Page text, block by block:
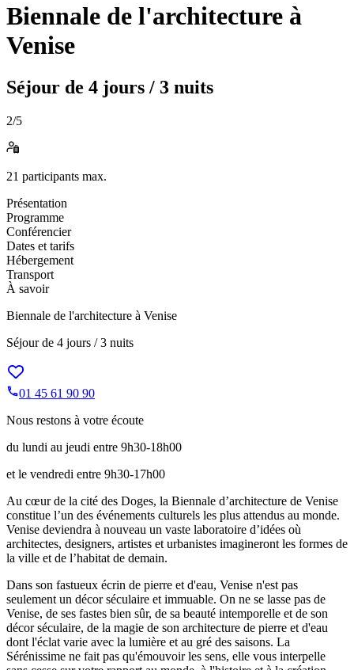
Biennale de l'architecture à
Venise
Séjour de 4 jours / 3 nuits
2/5
21 participants max.
Présentation
Programme
Conférencier
Dates et tarifs
Hébergement
Transport
À savoir
Biennale de l'architecture à Venise
Séjour de 4 jours / 3 nuits
01 45 61 90 90
Nous restons à votre écoute
du lundi au jeudi entre 9h30-18h00
et le vendredi entre 9h30-17h00
Au cœur de la cité des Doges, la Biennale d’architecture de Venise
constitue l’un des événements culturels les plus attendus au monde.
Venise deviendra à nouveau un vaste laboratoire d’idées où
architectes, designers, artistes et urbanistes imagineront les formes de
la ville et de l’habitat de demain.
Dans son fastueux écrin de pierre et d'eau, Venise n'est pas
seulement un décor séculaire et immuable. On ne se lasse pas de
Venise, de ses fastes bien sûr, de sa beauté intemporelle et de son
décor séculaire, de la magie de son architecture de pierre et d'eau
dont l'éclat varie avec la lumière et au gré des saisons. La
Sérénissime ne fait pas qu'émouvoir les sens, elle vous interpelle